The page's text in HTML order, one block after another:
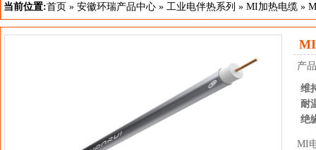
当前位置:首页 » 安徽环瑞产品中心 » 工业电伴热系列 » MI加热电缆 »
产
维
耐
绝
MI